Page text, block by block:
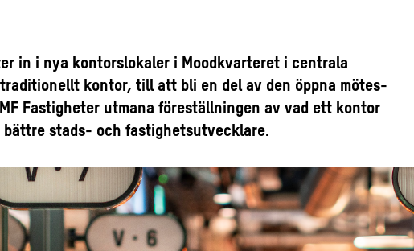
in i nya kontorslokaler i Moodkvarteret i centrala
kontor, till att bli en del av den öppna mötes-
Fastigheter utmana föreställningen av vad ett kontor
stads- och fastighetsutvecklare.